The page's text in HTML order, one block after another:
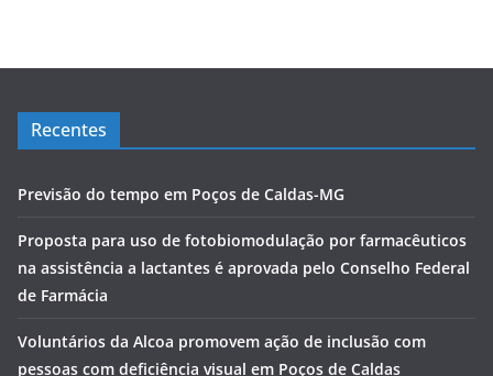
Recentes
Previsão do tempo em Poços de Caldas-MG
Proposta para uso de fotobiomodulação por farmacêuticos
na assistência a lactantes é aprovada pelo Conselho Federal
de Farmácia
Voluntários da Alcoa promovem ação de inclusão com
pessoas com deficiência visual em Poços de Caldas